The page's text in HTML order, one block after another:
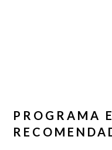
PROGRAMA